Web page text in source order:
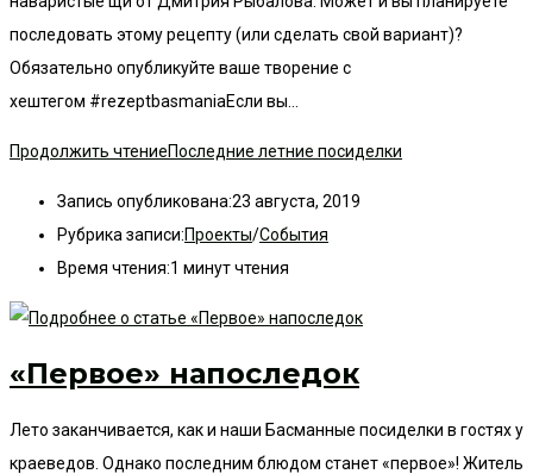
последовать этому рецепту (или сделать свой вариант)?
Обязательно опубликуйте ваше творение с
хештегом #rezeptbasmaniaЕсли вы…
Продолжить чтениеПоследние летние посиделки
Запись опубликована:23 августа, 2019
Рубрика записи:Проекты/События
Время чтения:1 минут чтения
«Первое» напоследок
Лето заканчивается, как и наши Басманные посиделки в гостях у
краеведов. Однако последним блюдом станет «первое»! Житель